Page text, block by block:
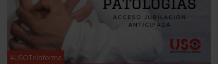
#USOTeInforma